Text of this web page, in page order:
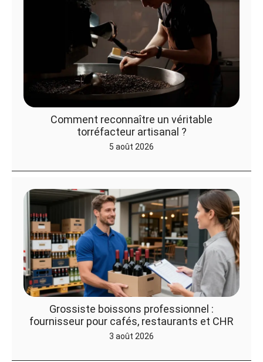
Comment reconnaître un véritable
torréfacteur artisanal ?
5 août 2026
Grossiste boissons professionnel :
fournisseur pour cafés, restaurants et CHR
3 août 2026